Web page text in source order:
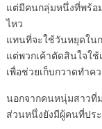
แต่มีคนกลุ่มหนึ่งที่พร้อ
ไหว
แทนที่จะใช้วันหยุดใน
แต่พวกเค้าตัดสินใจใ
เพื่อช่วยเก็บกวาดทำ
นอกจากคนหนุ่มสาวที่
ส่วนหนึ่งยังมีผู้คนที่ปร